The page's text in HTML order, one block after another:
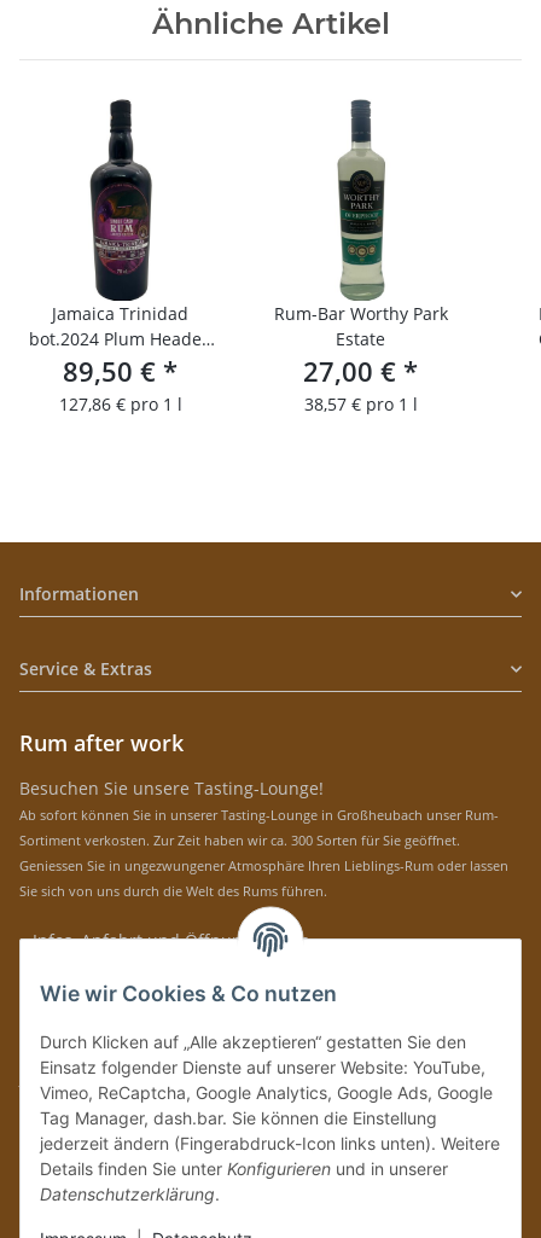
Ähnliche Artikel
Jamaica Trinidad
bot.2024 Plum Headed
The Parrots Collection
Limtited Edition Blended
Rum
89,50 € *
127,86 € pro 1 l
Rum-Bar Worthy Park
Estate
27,00 € *
38,57 € pro 1 l
Informationen
Service & Extras
Rum after work
Besuchen Sie unsere Tasting-Lounge!
Ab sofort können Sie in unserer Tasting-Lounge in Großheubach unser Rum-
Sortiment verkosten. Zur Zeit haben wir ca. 300 Sorten für Sie geöffnet.
Geniessen Sie in ungezwungener Atmosphäre Ihren Lieblings-Rum oder lassen
Sie sich von uns durch die Welt des Rums führen.
» Infos, Anfahrt und Öffnungszeiten
Immer auf dem Laufenden mit unseren aktuellen Rum-News!
Bitte senden Sie mir entsprechend IhrerDatenschutzerklärung
regelmäßig und
jederzeit widerruflich Informationen zu Ihrem Produktsortiment per E-Mail zu.
Vertrag widerrufen
Wie wir Cookies & Co nutzen
Durch Klicken auf „Alle akzeptieren“ gestatten Sie den
Einsatz folgender Dienste auf unserer Website: YouTube,
Vimeo, ReCaptcha, Google Analytics, Google Ads, Google
Tag Manager, dash.bar. Sie können die Einstellung
jederzeit ändern (Fingerabdruck-Icon links unten). Weitere
Details finden Sie unter Konfigurieren und in unserer
Datenschutzerklärung.